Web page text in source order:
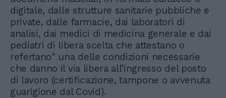
digitale, dalle strutture sanitarie pubbliche e
private, dalle farmacie, dai laboratori di
analisi, dai medici di medicina generale e dai
pediatri di libera scelta che attestano o
refertano" una delle condizioni necessarie
che danno il via libera all’ingresso del posto
di lavoro (certificazione, tampone o avvenuta
guarigione dal Covid).